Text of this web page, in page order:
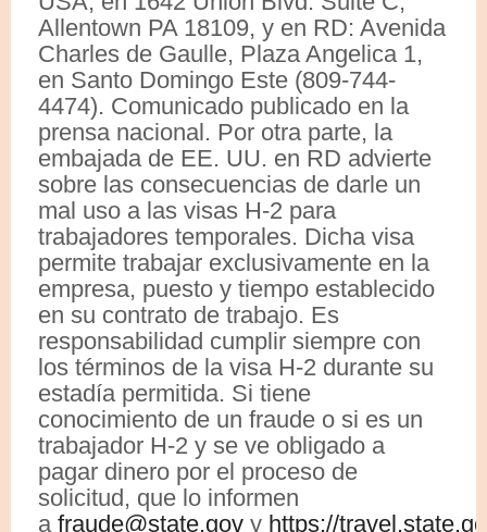
Allentown PA 18109, y en RD: Avenida
Charles de Gaulle, Plaza Angelica 1,
en Santo Domingo Este (809-744-
4474). Comunicado publicado en la
prensa nacional. Por otra parte, la
embajada de EE. UU. en RD advierte
sobre las consecuencias de darle un
mal uso a las visas H-2 para
trabajadores temporales. Dicha visa
permite trabajar exclusivamente en la
empresa, puesto y tiempo establecido
en su contrato de trabajo. Es
responsabilidad cumplir siempre con
los términos de la visa H-2 durante su
estadía permitida. Si tiene
conocimiento de un fraude o si es un
trabajador H-2 y se ve obligado a
pagar dinero por el proceso de
solicitud, que lo informen
a fraude@state.gov y https://